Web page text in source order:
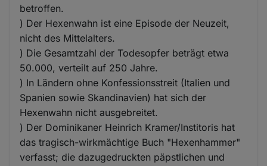
betroffen.
) Der Hexenwahn ist eine Episode der Neuzeit,
nicht des Mittelalters.
) Die Gesamtzahl der Todesopfer beträgt etwa
50.000, verteilt auf 250 Jahre.
) In Ländern ohne Konfessionsstreit (Italien und
Spanien sowie Skandinavien) hat sich der
Hexenwahn nicht ausgebreitet.
) Der Dominikaner Heinrich Kramer/Institoris hat
das tragisch-wirkmächtige Buch "Hexenhammer"
verfasst; die dazugedruckten päpstlichen und